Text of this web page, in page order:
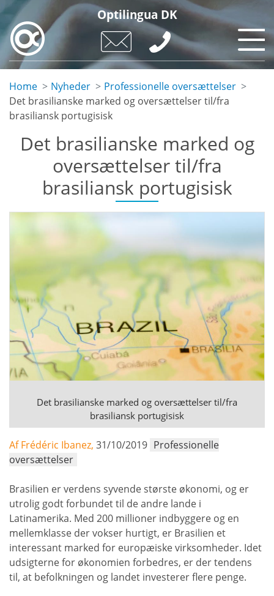
Skip
main
content
Optilingua DK
Home Nyheder
Professionelle oversættelser
Det brasilianske marked og oversættelser til/fra
brasiliansk portugisisk
Det brasilianske marked og
oversættelser til/fra
brasiliansk portugisisk
Det brasilianske marked og oversættelser til/fra
brasiliansk portugisisk
Af Frédéric Ibanez, 31/10/2019 Professionelle
oversættelser
Brasilien er verdens syvende største økonomi, og er
utrolig godt forbundet til de andre lande i
Latinamerika. Med 200 millioner indbyggere og en
mellemklasse der vokser hurtigt, er Brasilien et
interessant marked for europæiske virksomheder. Idet
udsigterne for økonomien forbedres, er der tendens
til, at befolkningen og landet investerer flere penge.